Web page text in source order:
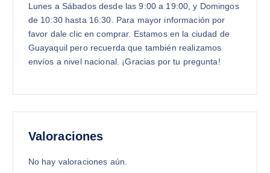
Lunes a Sábados desde las 9:00 a 19:00, y Domingos
de 10:30 hasta 16:30. Para mayor información por
favor dale clic en comprar. Estamos en la ciudad de
Guayaquil pero recuerda que también realizamos
envíos a nivel nacional. ¡Gracias por tu pregunta!
Valoraciones
No hay valoraciones aún.